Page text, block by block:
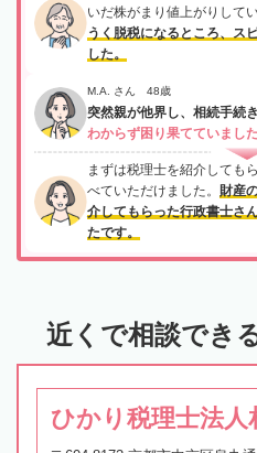
いだ株がまり値上がりしてい
うく脱税になるところ、ス
した。
M.A. さん 48歳
突然親が他界し、相続手続
わからず困り果てていました
まずは税理士を紹介しても
べていただけました。 財産
介してもらった行政書士さ
たです。
近くで相談でき
ひかり税理士法人